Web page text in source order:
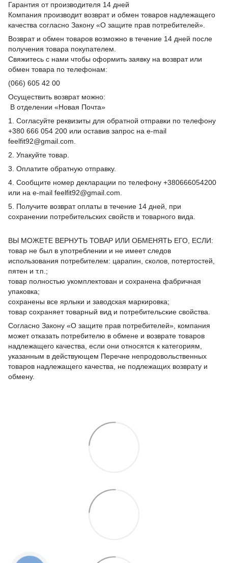
Гарантия от производителя 14 дней
Компания производит возврат и обмен товаров надлежащего
качества согласно Закону «О защите прав потребителей».
Возврат и обмен товаров возможно в течение 14 дней после
получения товара покупателем.
Свяжитесь с нами чтобы оформить заявку на возврат или
обмен товара по телефонам:
(066) 605 42 00
Осуществить возврат можно:
В отделении «Новая Почта»
1. Согласуйте реквизиты для обратной отправки по телефону
+380 666 054 200 или оставив запрос на e-mail
feelfit92@gmail.com.
2. Упакуйте товар.
3. Оплатите обратную отправку.
4. Сообщите номер декларации по телефону +380666054200
или на e-mail feelfit92@gmail.com.
5. Получите возврат оплаты в течение 14 дней, при
сохранении потребительских свойств и товарного вида.
ВЫ МОЖЕТЕ ВЕРНУТЬ ТОВАР ИЛИ ОБМЕНЯТЬ ЕГО, ЕСЛИ:
товар не был в употреблении и не имеет следов
использования потребителем: царапин, сколов, потертостей,
пятен и т.п.;
товар полностью укомплектован и сохранена фабричная
упаковка;
сохранены все ярлыки и заводская маркировка;
товар сохраняет товарный вид и потребительские свойства.
Согласно Закону «О защите прав потребителей», компания
может отказать потребителю в обмене и возврате товаров
надлежащего качества, если они относятся к категориям,
указанным в действующем Перечне непродовольственных
товаров надлежащего качества, не подлежащих возврату и
обмену.